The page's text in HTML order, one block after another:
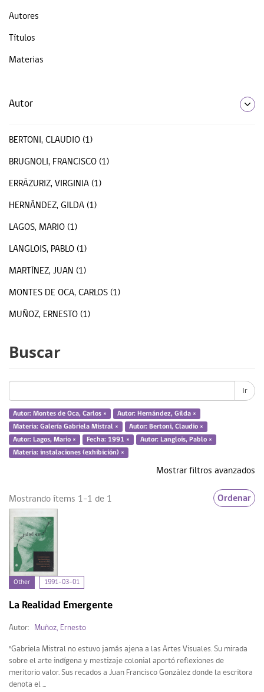
Autores
Títulos
Materias
Autor
BERTONI, CLAUDIO (1)
BRUGNOLI, FRANCISCO (1)
ERRÁZURIZ, VIRGINIA (1)
HERNÁNDEZ, GILDA (1)
LAGOS, MARIO (1)
LANGLOIS, PABLO (1)
MARTÍNEZ, JUAN (1)
MONTES DE OCA, CARLOS (1)
MUÑOZ, ERNESTO (1)
... MÁS
Materia
Ernesto Muñoz (1)
Galería Gabriela Mistral (1)
... más
Fecha
1991 (1)
Tipo de Recurso
Other (1)
Buscar
Ir
Autor: Montes de Oca, Carlos ×
Autor: Hernández, Gilda ×
Materia: Galería Gabriela Mistral ×
Autor: Bertoni, Claudio ×
Autor: Lagos, Mario ×
Fecha: 1991 ×
Autor: Langlois, Pablo ×
Materia: instalaciones (exhibición) ×
Mostrar filtros avanzados
Mostrando ítems 1-1 de 1 Ordenar
Other 1991-03-01
La Realidad Emergente
Autor: Muñoz, Ernesto
"Gabriela Mistral no estuvo jamás ajena a las Artes Visuales. Su mirada
sobre el arte indígena y mestizaje colonial aportó reflexiones de
meritorio valor. Sus recados a Juan Francisco González donde la escritora
denota el ...